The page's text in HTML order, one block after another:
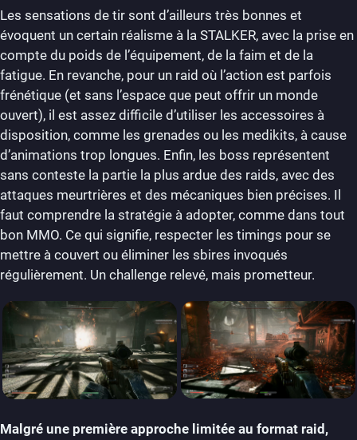
Les sensations de tir sont d’ailleurs très bonnes et
évoquent un certain réalisme à la STALKER, avec la prise en
compte du poids de l’équipement, de la faim et de la
fatigue. En revanche, pour un raid où l’action est parfois
frénétique (et sans l’espace que peut offrir un monde
ouvert), il est assez difficile d’utiliser les accessoires à
disposition, comme les grenades ou les medikits, à cause
d’animations trop longues. Enfin, les boss représentent
sans conteste la partie la plus ardue des raids, avec des
attaques meurtrières et des mécaniques bien précises. Il
faut comprendre la stratégie à adopter, comme dans tout
bon MMO. Ce qui signifie, respecter les timings pour se
mettre à couvert ou éliminer les sbires invoqués
régulièrement. Un challenge relevé, mais prometteur.
Malgré une première approche limitée au format raid,